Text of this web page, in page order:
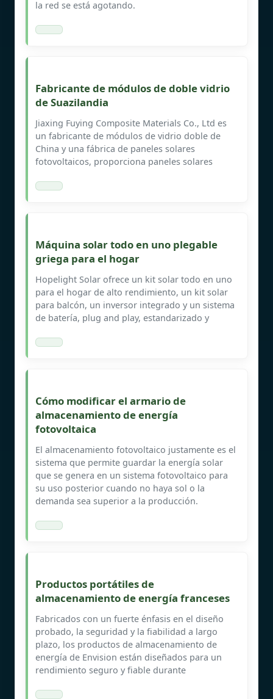
la red se está agotando.
Fabricante de módulos de doble vidrio
de Suazilandia
Jiaxing Fuying Composite Materials Co., Ltd es
un fabricante de módulos de vidrio doble de
China y una fábrica de paneles solares
fotovoltaicos, proporciona paneles solares
Máquina solar todo en uno plegable
griega para el hogar
Hopelight Solar ofrece un kit solar todo en uno
para el hogar de alto rendimiento, un kit solar
para balcón, un inversor integrado y un sistema
de batería, plug and play, estandarizado y
Cómo modificar el armario de
almacenamiento de energía
fotovoltaica
El almacenamiento fotovoltaico justamente es el
sistema que permite guardar la energía solar
que se genera en un sistema fotovoltaico para
su uso posterior cuando no haya sol o la
demanda sea superior a la producción.
Productos portátiles de
almacenamiento de energía franceses
Fabricados con un fuerte énfasis en el diseño
probado, la seguridad y la fiabilidad a largo
plazo, los productos de almacenamiento de
energía de Envision están diseñados para un
rendimiento seguro y fiable durante